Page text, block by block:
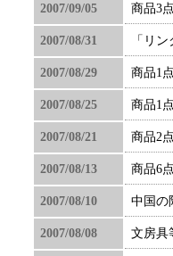
2007/09/05 商品3
2007/08/31 「リ
2007/08/29 商品1
2007/08/25 商品1
2007/08/21 商品2
2007/08/13 商品6
2007/08/10 中国の
2007/08/08 文房具